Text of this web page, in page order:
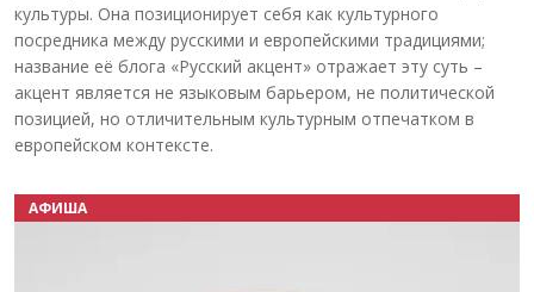
культуры. Она позиционирует себя как культурного
посредника между русскими и европейскими традициями;
название её блога «Русский акцент» отражает эту суть –
акцент является не языковым барьером, не политической
позицией, но отличительным культурным отпечатком в
европейском контексте.
АФИША